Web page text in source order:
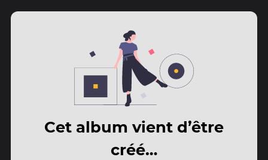
Cet album vient d’être
créé…